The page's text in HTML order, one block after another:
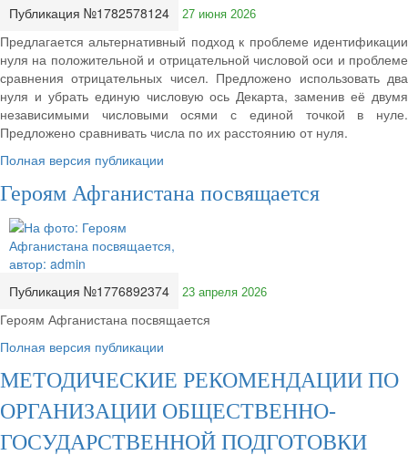
Публикация №1782578124 27 июня 2026
Предлагается альтернативный подход к проблеме идентификации
нуля на положительной и отрицательной числовой оси и проблеме
сравнения отрицательных чисел. Предложено использовать два
нуля и убрать единую числовую ось Декарта, заменив её двумя
независимыми числовыми осями с единой точкой в нуле.
Предложено сравнивать числа по их расстоянию от нуля.
Полная версия публикации
Героям Афганистана посвящается
Публикация №1776892374 23 апреля 2026
Героям Афганистана посвящается
Полная версия публикации
МЕТОДИЧЕСКИЕ РЕКОМЕНДАЦИИ ПО
ОРГАНИЗАЦИИ ОБЩЕСТВЕННО-
ГОСУДАРСТВЕННОЙ ПОДГОТОВКИ